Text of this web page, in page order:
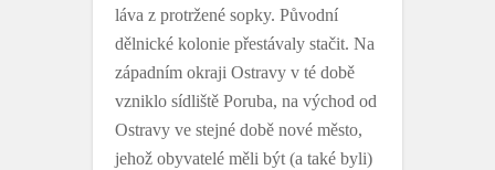
láva z protržené sopky. Původní
dělnické kolonie přestávaly stačit. Na
západním okraji Ostravy v té době
vzniklo sídliště Poruba, na východ od
Ostravy ve stejné době nové město,
jehož obyvatelé měli být (a také byli)